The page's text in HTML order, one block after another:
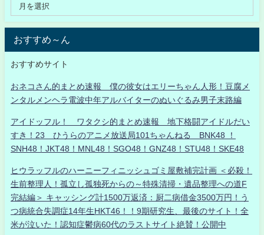
おすすめ～ん
おすすめサイト
おネコさん的まとめ速報 僕の彼女はエリーちゃん人形！豆腐メ
ンタルメンヘラ電波中年アルバイターのぬいぐるみ男子末路編
アイドッフル！ ワタクシ的まとめ速報 地下格闘アイドルだい
すき！23 ひうらのアニメ放送局101ちゃんねる BNK48 ！
SNH48！JKT48！MNL48！SGO48！GNZ48！STU48！SKE48
ヒウラッフルのハーニーフィニッシュゴミ屋敷補完計画 ＜必殺！
生前整理人！孤立し孤独死からの～特殊清掃・遺品整理への道F
完結編＞ キャッシング計1500万返済：厨二病借金3500万円！う
つ病統合失調症14年生HKT46！！9期研究生、最後のサイト！全
米が泣いた！認知症鬱病60代のラストサイト絶賛！公開中